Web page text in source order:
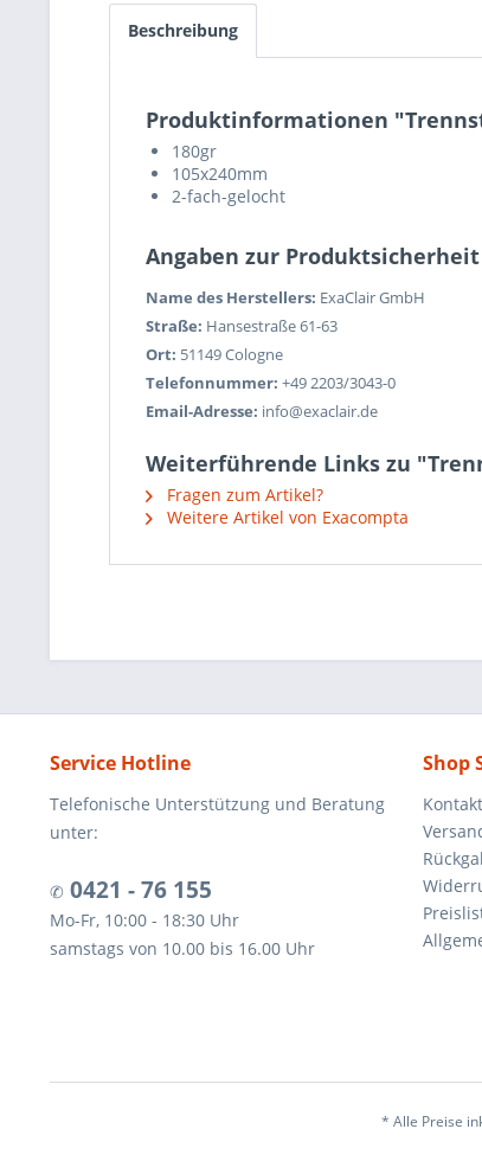
Beschreibung
Produktinformationen
180gr
105x240mm
2-fach-gelocht
Angaben zur Produktsicherheit
Name des Herstellers: ExaClair GmbH
Straße: Hansestraße 61-63
Ort: 51149 Cologne
Telefonnummer: +49 2203/3043-0
Email-Adresse: info@exaclair.de
Weiterführende Links zu
Fragen zum Artikel?
Weitere Artikel von Exacompta
Service Hotline
Telefonische Unterstützung und Beratung
unter:
✆ 0421 - 76 155
Mo-Fr, 10:00 - 18:30 Uhr
samstags von 10.00 bis 16.00 Uhr
Shop
Kontakt
* Alle Preise